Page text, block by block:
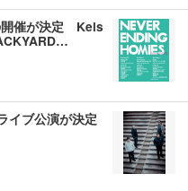
開催が決定 Keis
イブ公演が決定